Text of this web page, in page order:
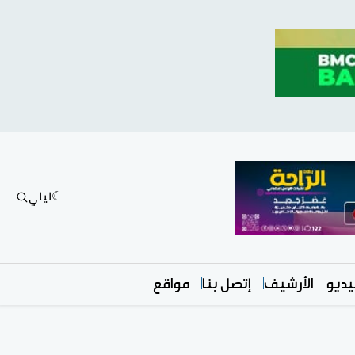
ليلي
الأرشيف إتصل بنا مواقع